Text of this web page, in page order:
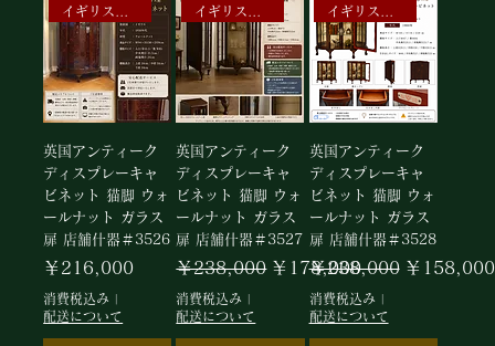
英国アンティーク
ディスプレーキャ
ビネット 猫脚 ウォ
ールナット ガラス
扉 店舗什器＃3526
価格
￥216,000
消費税込み
配送について
英国アンティーク
ディスプレーキャ
ビネット 猫脚 ウォ
ールナット ガラス
扉 店舗什器＃3527
通常価格
￥238,000 セール価格
￥178,000
消費税込み
配送について
英国アンティーク
ディスプレーキャ
ビネット 猫脚 ウォ
ールナット ガラス
扉 店舗什器＃3528
通常価格
￥238,000 セール価格
￥158,000
消費税込み|
配送について